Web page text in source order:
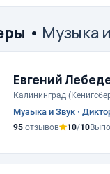
• Музыка
Евгений
Калининград
Музыка и Звук ·
95 отзывов 10/10